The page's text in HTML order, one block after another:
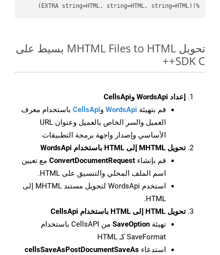
%!(EXTRA string=HTML, string=HTML, string=HTML)
تحويل MHTML Files to HTML بسيط على
SDK C++
إعداد WordsApi وCellsApi
قم بتهيئة WordsApi وCellsApi باستخدام معرف
العميل والسر الخاص بالعميل وعنوان URL
الأساسي وإصدار واجهة برمجة التطبيقات
تحويل MHTML إلى HTML باستخدام WordsApi
قم بإنشاء ConvertDocumentRequest مع تعيين
اسم الملف المحلي والتنسيق على HTML.
استخدم WordsApi لتحويل مستند MHTML إلى
HTML.
تحويل HTML إلى HTML باستخدام CellsApi
تهيئة SaveOption
من CellsAPI باستخدام
SaveFormat كـ HTML
استدعاء cellsSaveAsPostDocumentSaveAs